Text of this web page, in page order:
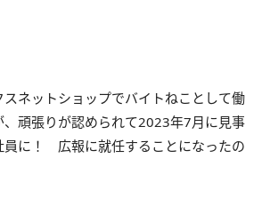
ネットショップでバイトねことして働
、頑張りが認められて2023年7月に見事
員に！ 広報に就任することになったの